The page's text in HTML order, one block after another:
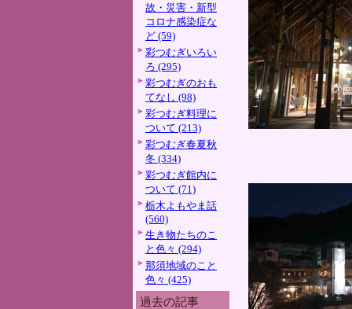
故・災害・新型
コロナ感染症な
ど (59)
彩つむぎいろい
ろ (295)
彩つむぎのおも
てなし (98)
彩つむぎ料理に
ついて (213)
彩つむぎ春夏秋
冬 (334)
彩つむぎ館内に
ついて (71)
栃木よもやま話
(560)
生き物たちのこ
と色々 (294)
那須地域のこと
色々 (425)
過去の記事